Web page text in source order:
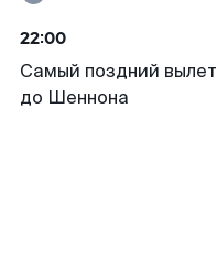
22:00
Самый поздний вылет
до Шеннона